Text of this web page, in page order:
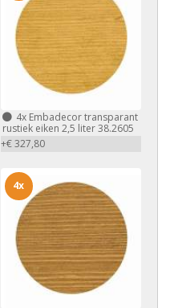
4xEmbadecor transparant
rustiek eiken 2,5 liter 38.2605
+€ 327,80
4x